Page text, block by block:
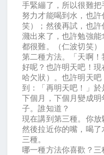
手緊繃了，所以很難
努力才能喝到水，也
笑）；然後再試，也
濺出來了，也許勉強能
都很難。（仁波切笑）
第二種方法。「天啊
好呢？也許明天吧！
哈欠狀）。也許明天
到：「再明天吧！」
下個月，下個月變成
子。誰知道？
現在講到第三種。你放
然後拉近你的嘴，喝
三種。
哪一種方法你喜歡？